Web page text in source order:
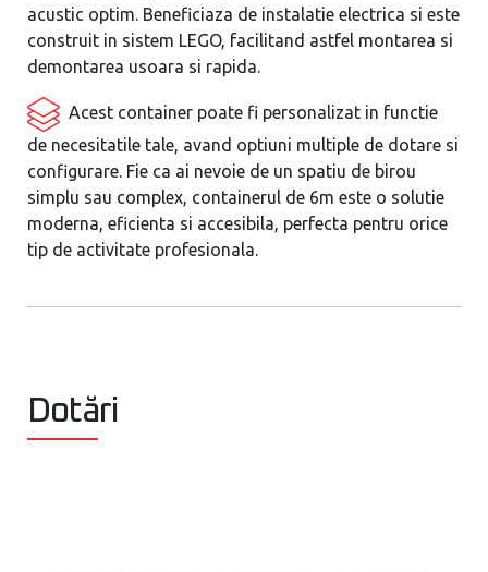
acustic optim. Beneficiaza de instalatie electrica si este
construit in sistem LEGO, facilitand astfel montarea si
demontarea usoara si rapida.
Acest container poate fi personalizat in functie
de necesitatile tale, avand optiuni multiple de dotare si
configurare. Fie ca ai nevoie de un spatiu de birou
simplu sau complex, containerul de 6m este o solutie
moderna, eficienta si accesibila, perfecta pentru orice
tip de activitate profesionala.
Dotări